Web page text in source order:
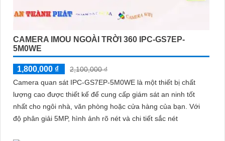
CAMERA IMOU NGOÀI TRỜI 360 IPC-GS7EP-
5M0WE
1,800,000 ₫
2,100,000 ₫
Camera quan sát IPC-GS7EP-5M0WE là một thiết bị chất
lượng cao được thiết kế để cung cấp giám sát an ninh tốt
nhất cho ngôi nhà, văn phòng hoặc cửa hàng của bạn. Với
độ phân giải 5MP, hình ảnh rõ nét và chi tiết sắc nét